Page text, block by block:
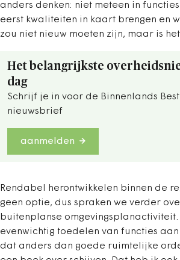
anders denken: niet meteen in
eerst kwaliteiten in kaart brengen en
zou niet nieuw moeten zijn, maar is het
Het belangrijkste
dag
Schrijf je in voor de Binnenlands
nieuwsbrief
aanmelden
Rendabel herontwikkelen binnen de
geen optie, dus spraken we verder
buitenplanse omgevingsplanactiviteit.
evenwichtig toedelen van functies
dat anders dan goede ruimtelijke